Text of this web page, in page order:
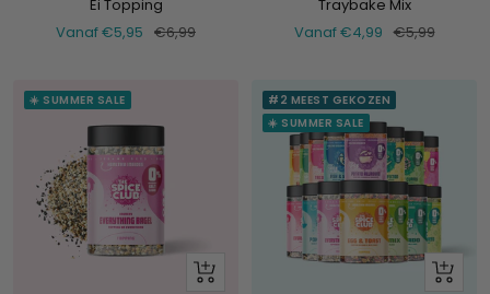
Ei Topping
Verkoopprijs
Vanaf €5,95 Normale
€6,99
Traybake Mix
Verkoopprijs
Vanaf €4,99 Normale
€5,99
☀️ SUMMER SALE
Bekijk
#2 MEEST GEKOZEN
☀️ SUMMER SALE
+